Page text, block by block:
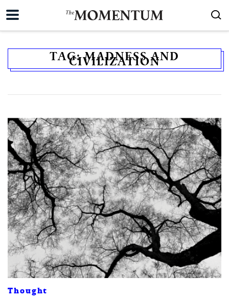
TAG:MADNESS AND
CIVILIZATION
Thought
ค้นหา
SHARE TWEET LINE EMAIL